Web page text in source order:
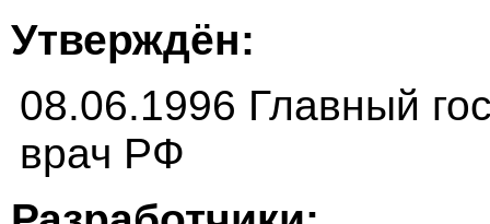
Утверждён:
08.06.1996 Главный
врач РФ